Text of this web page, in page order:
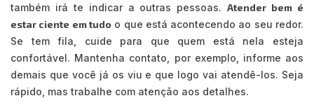
também irá te indicar a outras pessoas.Atender bem é
estar ciente em tudoo que está acontecendo ao seu redor.
Se tem fila, cuide para que quem está nela esteja
confortável. Mantenha contato, por exemplo, informe aos
demais que você já os viu e que logo vai atendê-los. Seja
rápido, mas trabalhe com atenção aos detalhes.